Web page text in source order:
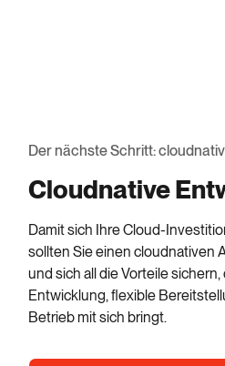
Der nächste Schritt:
Cloudnative
Damit sich Ihre Cloud-
sollten Sie einen cloudnativen
und sich all die Vorteile
Entwicklung, flexible
Betrieb mit sich bringt.